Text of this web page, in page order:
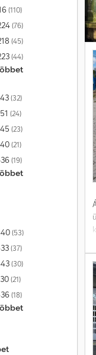
(110)
(76)
(45)
(44)
(32)
(24)
(23)
(21)
(19)
(53)
(37)
(30)
(21)
(18)